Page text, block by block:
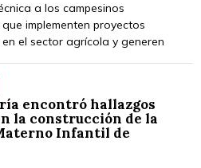
a los campesinos
implementen proyectos
el sector agrícola y generen
encontró hallazgos
la construcción de la
Infantil de